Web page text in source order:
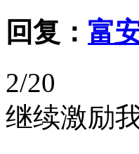
回复： 富
2/20
继续激励